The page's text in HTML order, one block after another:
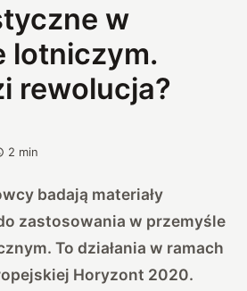
w
lotniczym.
rewolucja?
2 min
badają materiały
zastosowania w przemyśle
To działania w ramach
Horyzont 2020.